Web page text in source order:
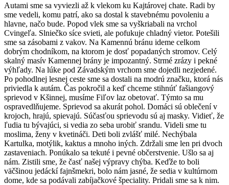
Autami sme sa vyviezli až k vlekom ku Kajtárovej chate. Radi by
sme vedeli, komu patrí, ako sa dostal k stavebnému povoleniu a
hlavne, načo bude. Popod vlek sme sa vyškriabali na vrchol
Cvingeľa. Slniečko síce svieti, ale pofukuje chladný vietor. Potešili
sme sa zásobami z vakov. Na Kamennú bránu ideme celkom
dobrým chodníkom, na ktorom je dosť popadaných stromov. Celý
skalný masív Kamennej brány je impozantný. Strmé zrázy i pekné
výhľady. Na lúke pod Závadským vrchom sme dojedli nezjedené.
Po pohodlnej lesnej ceste sme sa dostali na modrú značku, ktorá nás
priviedla k autám. Čas pokročil a keď chceme stihnúť fašiangový
sprievod v Kšinnej, musíme Fiľov laz obetovať. Týmto sa mu
ospravedlňujeme. Sprievod sa akurát pohol. Domáci sú oblečení v
krojoch, hrajú, spievajú. Súčasťou sprievodu sú aj masky. Vidieť, že
ľudia tu bývajúci, si vedia zo seba urobiť srandu. Videli sme tu
moslima, ženy v kvetináči. Deti boli zvlášť milé. Nechýbala
Kartulka, motýlik, kaktus a mnoho iných. Zdržali sme len pri dvoch
zastaveniach. Ponúkalo sa tekuté i pevné občerstvenie. Ušlo sa aj
nám. Zistili sme, že časť našej výpravy chýba. Keďže to boli
väčšinou jedáckí fajnšmekri, bolo nám jasné, že sedia v kultúrnom
dome, kde sa podávali zabíjačkové špeciality. Pridali sme sa k nim.